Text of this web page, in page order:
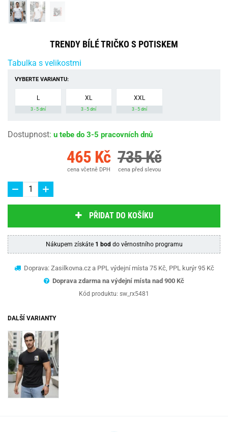
TRENDY BÍLÉ TRIČKO S POTISKEM
Tabulka s velikostmi
VYBERTE VARIANTU:
L
3 - 5 dní
XL
3 - 5 dní
XXL
3 - 5 dní
Dostupnost: u tebe do 3-5 pracovních dnů
465 Kč
cena včetně DPH
735 Kč
cena před slevou
PŘIDAT DO KOŠÍKU
Nákupem získáte 1 bod do věrnostního programu
Doprava: Zasilkovna.cz a PPL výdejní místa 75 Kč, PPL kurýr 95 Kč
Doprava zdarma na výdejní místa nad 900 Kč
Kód produktu: sw_rx5481
DALŠÍ VARIANTY